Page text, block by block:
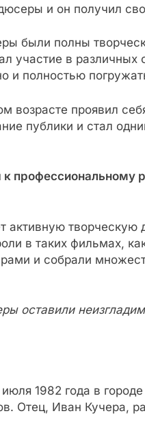
и он получил
были полны
участие в различных
и полностью
возрасте проявил
публики и стал
профессиональному
активную творческую
в таких фильмах,
и собрали
оставили
1982 года в
Отец, Иван Кучера,